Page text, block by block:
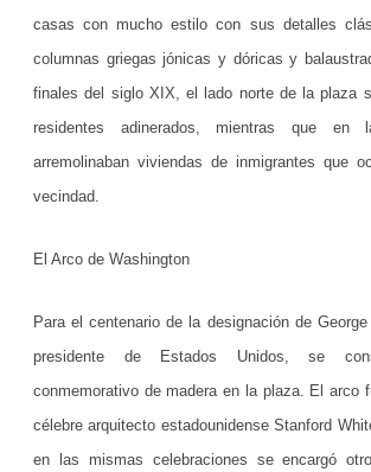
u
a
r
q
u
e
casas con mucho estilo con sus detalles
columnas griegas jónicas y dóricas y
finales del siglo XIX, el lado norte de la plaza
residentes adinerados, mientras que
arremolinaban viviendas de inmigrantes que
vecindad.
El Arco de Washington
Para el centenario de la designación de
presidente de Estados Unidos, se
conmemorativo de madera en la plaza. El arco
célebre arquitecto estadounidense Stanford
en las mismas celebraciones se encargó